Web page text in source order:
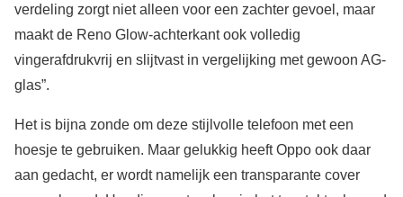
verdeling zorgt niet alleen voor een zachter gevoel, maar
maakt de Reno Glow-achterkant ook volledig
vingerafdrukvrij en slijtvast in vergelijking met gewoon AG-
glas”.
Het is bijna zonde om deze stijlvolle telefoon met een
hoesje te gebruiken. Maar gelukkig heeft Oppo ook daar
aan gedacht, er wordt namelijk een transparante cover